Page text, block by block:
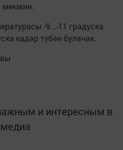
мөмкин.
-9...-11 градуска
кадәр түбән булачак.
и интересным в